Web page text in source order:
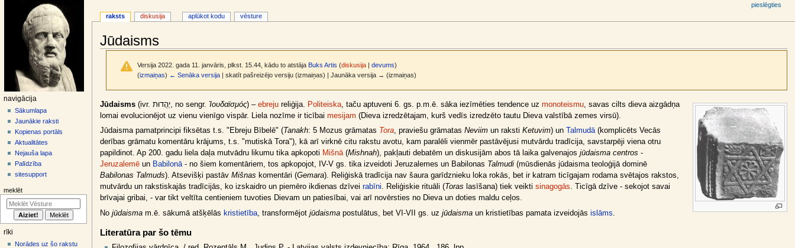
Jūdaisms
Versija 2022. gada 11. janvāris, plkst. 15.44, kādu to atstāja Buks Artis (diskusija |devums)
(izmaiņas) ← Senāka versija | skatīt pašreizējo versiju (izmaiņas) | Jaunāka versija → (izmaiņas)
Jump
to
navigation
Jump
to
search
Jūdaisms (ivr. יַהֲדוּת, no sengr. Ἰουδαϊσμός) – ebrejureliģija. Politeiska, taču aptuveni 6. gs. p.m.ē. sāka iezīmēties tendence uz monoteismu, savas cilts dieva aizgādņa
lomai evolucionējot uz vienu vienīgo vispār. Liela nozīme ir ticībai mesijam (Dieva izredzētajam, kurš vedīs izredzēto tautu Dieva valstībā zemes virsū).
Jūdaisma pamatprincipi fiksētas t.s. "Ebreju Bībelē" (Tanakh: 5 Mozus grāmatas Tora, praviešu grāmatas Neviimun raksti Ketuvim) un Talmudā(komplicēts Vecās
derības grāmatu komentāru krājums, t.s. "mutiskā Tora"), kā arī virknē citu rakstu avotu, kam paralēli vienmēr pastāvējusi mutvārdu tradīcija, savstarpēji viena otru
papildinot. Ap 200. gadu liela daļa mutvādru likumu tika apkopoti Mišnā(Mishnah), pakļauti debatēm un diskusijām abos tā laika galvenajos jūdaisma centros -
Jeruzalemēun Babilonā- no šiem komentāriem, tos apkopojot, IV-V gs. tika izveidoti Jeruzalemes un Babilonas Talmudi(mūsdienās jūdaisma teoloģijā dominē
Babilonas Talmuds). Atsevišķi pastāv Mišnas komentāri (Gemara). Reliģiskā tradīcija nav šaura garīdznieku loka rokās, bet ir katram ticīgajam rodama svētajos rakstos,
mutvārdu un rakstiskajās tradīcijās, ko izskaidro un piemēro ikdienas dzīvei rabīni. Reliģiskie rituāli (Toras lasīšana) tiek veikti sinagogās. Ticīgā dzīve - sekojot savai
brīvajai gribai, - var tikt veltīta centieniem tuvoties Dievam un patiesībai, vai arī novērsties no Dieva un doties maldu ceļos.
No jūdaismam.ē. sākumā atšķēlās kristietība, transformējot jūdaismapostulātus, bet VI-VII gs. uz jūdaismaun kristietības pamata izveidojās islāms.
Literatūra par šo tēmu
N
s
raksts diskusija aplūkot kodu vēsture
pieslēgties
navigācija
Sākumlapa
Jaunākie raksti
Kopienas portāls
Aktualitātes
Nejauša lapa
Palīdzība
sitesupport
meklēt
rīki
Norādes uz šo rakstu